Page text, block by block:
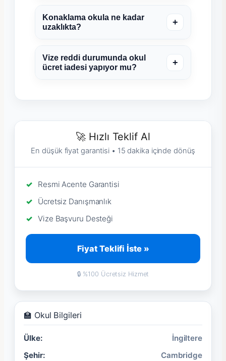
Konaklama okula ne kadar
uzaklıkta?
+
Vize reddi durumunda okul
ücret iadesi yapıyor mu?
+
🚀 Hızlı Teklif Al
En düşük fiyat garantisi • 15 dakika içinde dönüş
Resmi Acente Garantisi
Ücretsiz Danışmanlık
Vize Başvuru Desteği
Fiyat Teklifi İste »
🔒 %100 Ücretsiz Hizmet
🏫 Okul Bilgileri
Ülke:
İngiltere
Şehir:
Cambridge